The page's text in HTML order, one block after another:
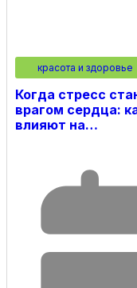
красота и здоровье
Когда стресс
врагом сердца:
влияют на…